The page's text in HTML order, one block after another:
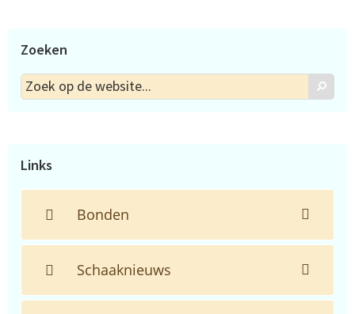
Zoeken
Zoek
op
Zoek
Links
Bonden
Schaaknieuws